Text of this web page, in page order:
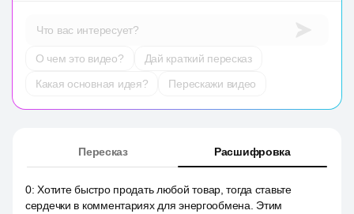
Что вас интересует?
О чем это видео?
Дай краткий пересказ
Какая основная идея?
Перескажи видео
Пересказ Расшифровка
0:Хотите быстро продать любой товар, тогда ставьте
сердечки в комментариях для энергообмена. Этим